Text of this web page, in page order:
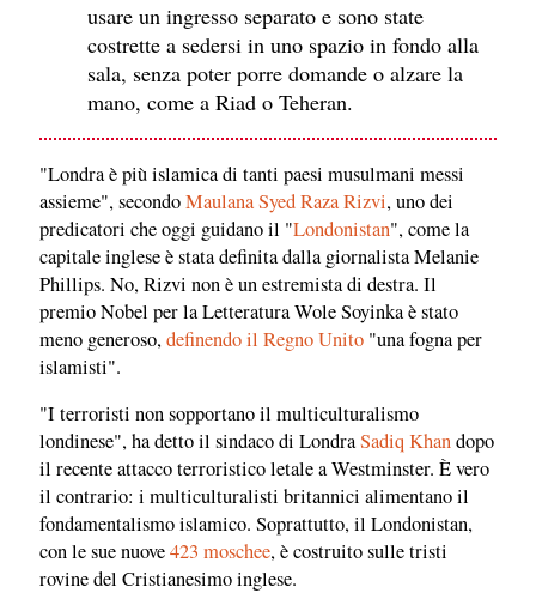
usare un ingresso separato e sono state
costrette a sedersi in uno spazio in fondo alla
sala, senza poter porre domande o alzare la
mano, come a Riad o Teheran.
"Londra è più islamica di tanti paesi musulmani messi
assieme", secondoMaulana Syed Raza Rizvi, uno dei
predicatori che oggi guidano il "Londonistan", come la
capitale inglese è stata definita dalla giornalista Melanie
Phillips. No, Rizvi non è un estremista di destra. Il
premio Nobel per la Letteratura Wole Soyinka è stato
meno generoso,definendo il Regno Unito "una fogna per
islamisti".
"I terroristi non sopportano il multiculturalismo
londinese", ha detto il sindaco di LondraSadiq Khandopo
il recente attacco terroristico letale a Westminster. È vero
il contrario: i multiculturalisti britannici alimentano il
fondamentalismo islamico. Soprattutto, il Londonistan,
con le sue nuove423 moschee, è costruito sulle tristi
rovine del Cristianesimo inglese.